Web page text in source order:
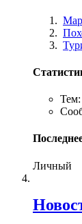
Тем:
Личный